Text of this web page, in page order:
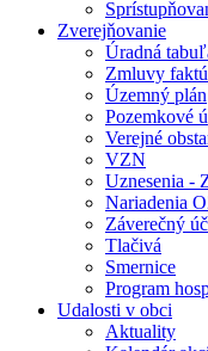
Zverejňovanie
Úradná
Zmluvy
Územný plán
Pozemkové
Verejné
VZN
Uznesenia -
Nariadenia
Záverečný
Tlačivá
Smernice
Program
Udalosti v obci
Aktuality